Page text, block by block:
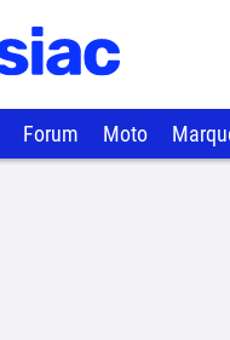
Forum Moto